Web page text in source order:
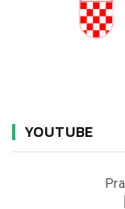
YOUTUBE